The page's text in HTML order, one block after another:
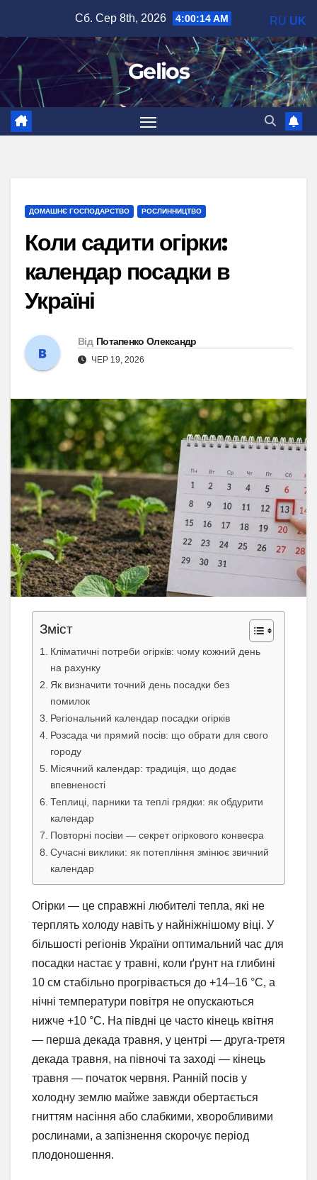
вмісту
Сб. Сер 8th, 2026 4:00:15 AM
Gelios
ДОМАШНЄ ГОСПОДАРСТВО РОСЛИННИЦТВО
Коли садити огірки:
календар посадки в
Україні
Від Потапенко Олександр
ЧЕР 19, 2026
Зміст
Кліматичні потреби огірків: чому кожний день
на рахунку
Як визначити точний день посадки без
помилок
Регіональний календар посадки огірків
Розсада чи прямий посів: що обрати для свого
городу
Місячний календар: традиція, що додає
впевненості
Теплиці, парники та теплі грядки: як обдурити
календар
Повторні посіви — секрет огіркового конвеєра
Сучасні виклики: як потепління змінює звичний
календар
Огірки — це справжні любителі тепла, які не
терплять холоду навіть у найніжнішому віці. У
більшості регіонів України оптимальний час для
посадки настає у травні, коли ґрунт на глибині
10 см стабільно прогрівається до +14–16 °C, а
нічні температури повітря не опускаються
нижче +10 °C. На півдні це часто кінець квітня
— перша декада травня, у центрі — друга-третя
декада травня, на півночі та заході — кінець
травня — початок червня. Ранній посів у
холодну землю майже завжди обертається
гниттям насіння або слабкими, хворобливими
рослинами, а запізнення скорочує період
плодоношення.
RU UK